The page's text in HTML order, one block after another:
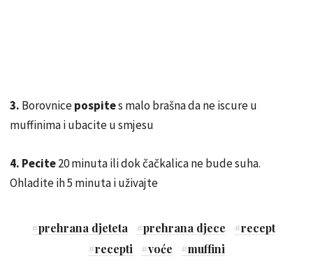
3. Borovnicepospites malo brašna da ne iscure u
muffinima i ubacite u smjesu
4. Pecite20 minuta ili dok čačkalica ne bude suha.
Ohladite ih 5 minuta i uživajte
#prehrana djeteta #prehrana djece #recept
#recepti #voće #muffini